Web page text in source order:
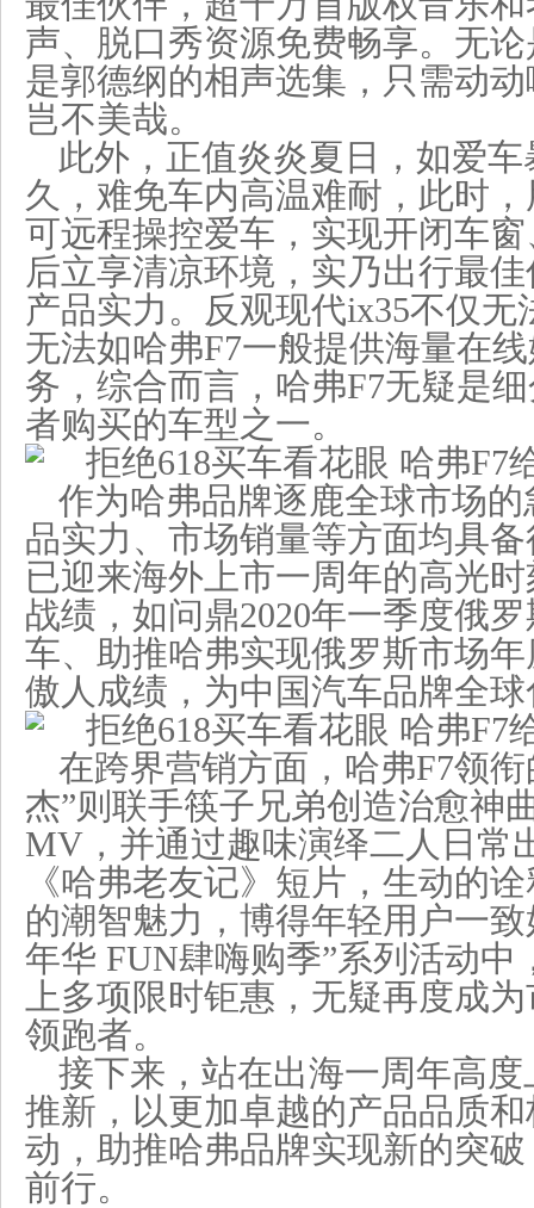
声、脱口秀资源免费畅享。无
是郭德纲的相声选集，只需动
岂不美哉。
此外，正值炎炎夏日，如爱
久，难免车内高温难耐，此时
可远程操控爱车，实现开闭车
后立享清凉环境，实乃出行最
产品实力。反观现代ix35不仅无
无法如哈弗F7一般提供海量在
务，综合而言，哈弗F7无疑是
者购买的车型之一。
作为哈弗品牌逐鹿全球市场
品实力、市场销量等方面均具
已迎来海外上市一周年的高光
战绩，如问鼎2020年一季度俄
车、助推哈弗实现俄罗斯市场
傲人成绩，为中国汽车品牌全
在跨界营销方面，哈弗F7领
杰”则联手筷子兄弟创造治愈神
MV，并通过趣味演绎二人日常
《哈弗老友记》短片，生动的
的潮智魅力，博得年轻用户一
年华 FUN肆嗨购季”系列活动中
上多项限时钜惠，无疑再度成
领跑者。
接下来，站在出海一周年高
推新，以更加卓越的产品品质
动，助推哈弗品牌实现新的突
前行。